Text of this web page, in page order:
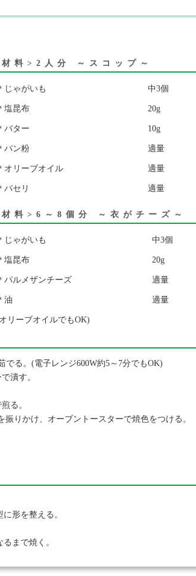
料>2人分 ～スコップ～
じゃがいも 中3個
塩昆布 20g
バター 10g
パン粉 適量
オリーブオイル 適量
パセリ 適量
料>6～8個分 ～衣がチーズ～
じゃがいも 中3個
塩昆布 20g
パルメザンチーズ 適量
油 適量
リーブオイルでもOK)
でる。(電子レンジ600W約5～7分でもOK)
潰す。
る。
りかけ、オーブントースターで焼色をつける。
形を整える。
まで焼く。